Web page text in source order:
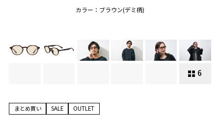
カラー：ブラウン(デミ柄)
6
まとめ買い SALE OUTLET